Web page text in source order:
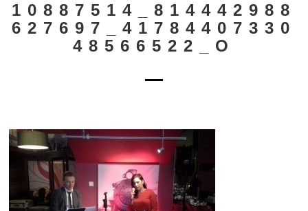
10887514_814442988
627697_41784407330
48566522_O